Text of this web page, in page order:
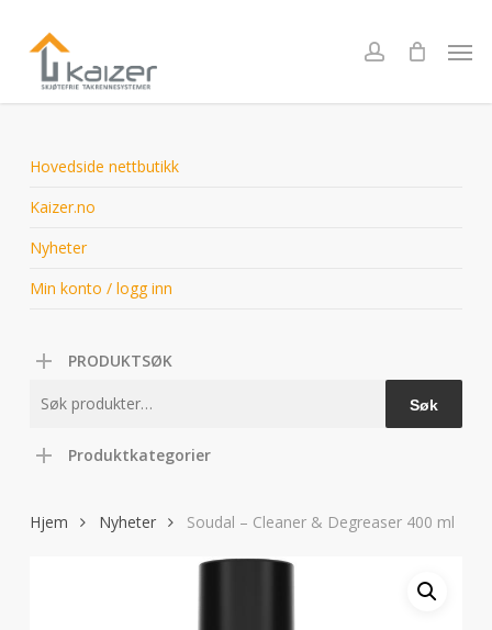
main
content
account
Hovedside nettbutikk
Kaizer.no
Nyheter
Min konto / logg inn
PRODUKTSØK
etter:
Søk
Produktkategorier
Hjem Nyheter Soudal – Cleaner & Degreaser 400 ml